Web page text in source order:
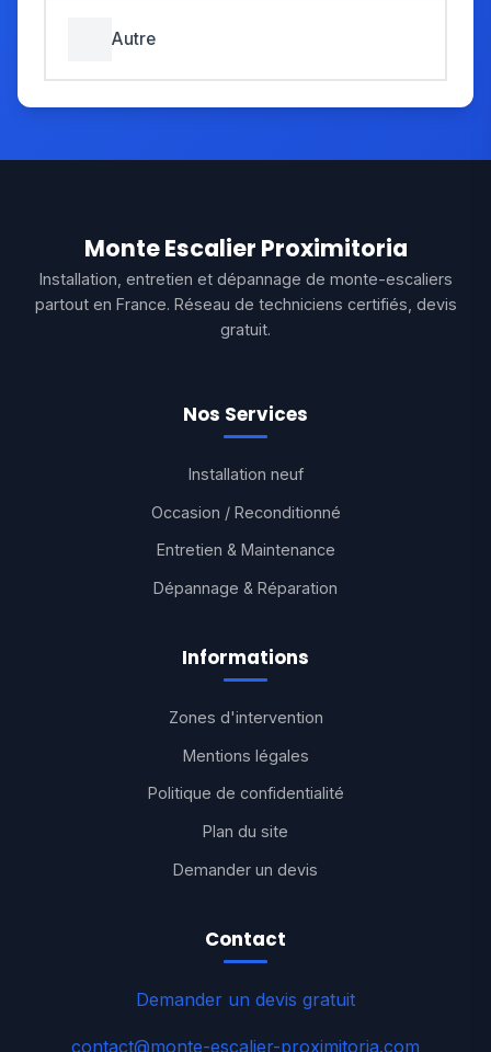
Autre
Monte Escalier Proximitoria
Installation, entretien et dépannage de monte-escaliers
partout en France. Réseau de techniciens certifiés, devis
gratuit.
Nos Services
Installation neuf
Occasion / Reconditionné
Entretien & Maintenance
Dépannage & Réparation
Informations
Zones d'intervention
Mentions légales
Politique de confidentialité
Plan du site
Demander un devis
Contact
Demander un devis gratuit
contact@monte-escalier-proximitoria.com